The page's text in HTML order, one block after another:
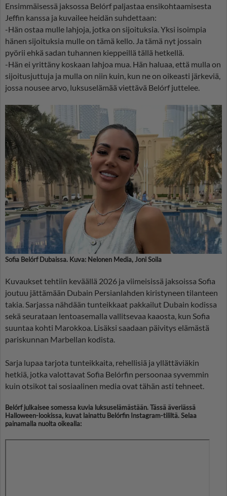
Ensimmäisessä jaksossa Belórf paljastaa ensikohtaamisesta
Jeffin kanssa ja kuvailee heidän suhdettaan:
-Hän ostaa mulle lahjoja, jotka on sijoituksia. Yksi isoimpia
hänen sijoituksia mulle on tämä kello. Ja tämä nyt jossain
pyörii ehkä sadan tuhannen kieppeillä tällä hetkellä.
-Hän ei yrittäny koskaan lahjoa mua. Hän haluaa, että mulla on
sijoitusjuttuja ja mulla on niin kuin, kun ne on oikeasti järkeviä,
jossa nousee arvo, luksuselämää viettävä Belórf juttelee.
Sofia Belórf Dubaissa. Kuva: Nelonen Media, Joni Soila
Kuvaukset tehtiin keväällä 2026 ja viimeisissä jaksoissa Sofia
joutuu jättämään Dubain Persianlahden kiristyneen tilanteen
takia. Sarjassa nähdään tunteikkaat pakkailut Dubain kodissa
sekä seurataan lentoasemalla vallitsevaa kaaosta, kun Sofia
suuntaa kohti Marokkoa. Lisäksi saadaan päivitys elämästä
pariskunnan Marbellan kodista.
Sarja lupaa tarjota tunteikkaita, rehellisiä ja yllättäviäkin
hetkiä, jotka valottavat Sofia Belórfin persoonaa syvemmin
kuin otsikot tai sosiaalinen media ovat tähän asti tehneet.
Belórf julkaisee somessa kuvia luksuselämästään. Tässä äveriässä
Halloween-lookissa, kuvat lainattu Belórfin Instagram-tililtä. Selaa
painamalla nuolta oikealla: